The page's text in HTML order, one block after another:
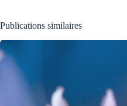
Publications similaires